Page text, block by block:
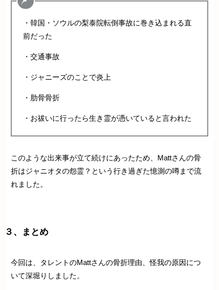
・韓国・ソウルの梨泰院転倒事故に巻き込まれる直
前だった
・交通事故
・ジャニーズのことで炎上
・肋骨骨折
・お祓いに行ったら生き霊が憑いていると言われた
このような出来事が立て続けにあったため、Mattさんの骨
折はジャニオタの怨霊？という行き過ぎた憶測の噂まで流
れました。
３、まとめ
今回は、タレントのMattさんの骨折理由、怪我の原因につ
いて深堀りしました。